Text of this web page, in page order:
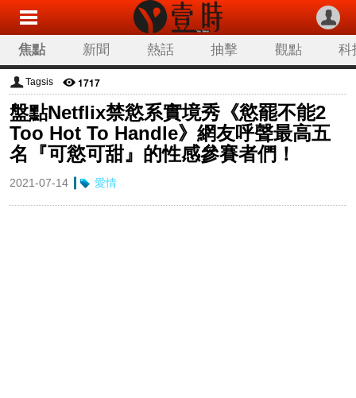
焦點 新聞 熱話 抽擊 觀點 科
Tagsis 1717
盤點Netflix禁慾系實境秀《慾罷不能2
Too Hot To Handle》網友呼聲最高五
名『可慾可甜』的性感參賽者們！
2021-07-14 愛情